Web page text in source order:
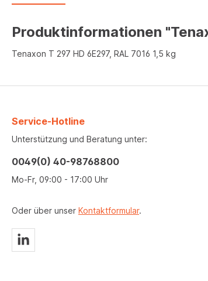
Produktinformationen
Tenaxon T 297 HD 6E297, RAL 7016 1,5 kg
Service-Hotline
Unterstützung und Beratung unter:
0049(0) 40-98768800
Mo-Fr, 09:00 - 17:00 Uhr
Oder über unser Kontaktformular.